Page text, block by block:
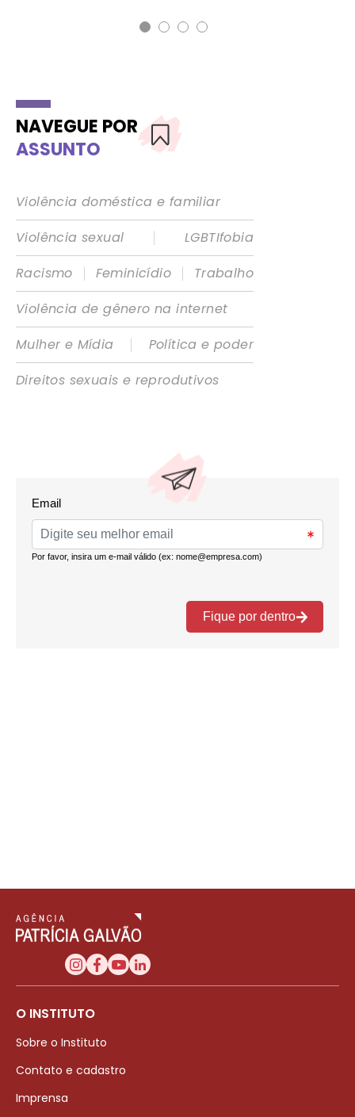
NAVEGUE POR
ASSUNTO
Violência doméstica e familiar
Violência sexual
|
LGBTIfobia
Racismo
| Feminicídio |
Trabalho
Violência de gênero na internet
Mulher e Mídia
|
Política e poder
Direitos sexuais e reprodutivos
O INSTITUTO
Sobre o Instituto
Contato e cadastro
Imprensa